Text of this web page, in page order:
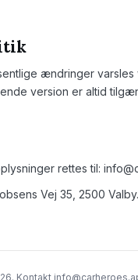
ændringer
version er altid
rettes til:
Vej 35, 2500
Kontakt